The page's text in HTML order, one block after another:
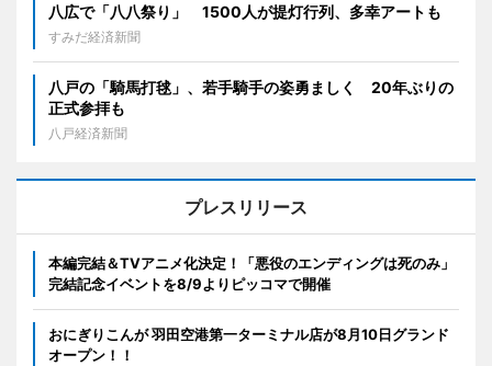
八広で「八八祭り」 1500人が提灯行列、多幸アートも
すみだ経済新聞
八戸の「騎馬打毬」、若手騎手の姿勇ましく 20年ぶりの
正式参拝も
八戸経済新聞
プレスリリース
本編完結＆TVアニメ化決定！「悪役のエンディングは死のみ」
完結記念イベントを8/9よりピッコマで開催
おにぎりこんが 羽田空港第一ターミナル店が8月10日グランド
オープン！！